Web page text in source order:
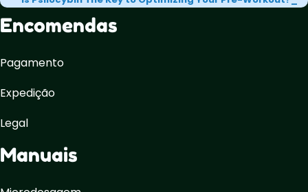
Encomendas
Pagamento
Expedição
Legal
Manuais